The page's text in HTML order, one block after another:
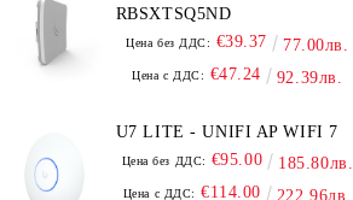
RBSXTSQ5ND
Цена без ДДС: €39.37 77.00лв.
Цена с ДДС: €47.24 92.39лв.
U7 LITE - UNIFI AP WIFI 7
Цена без ДДС: €95.00 185.80лв.
Цена с ДДС: €114.00 222.96лв.